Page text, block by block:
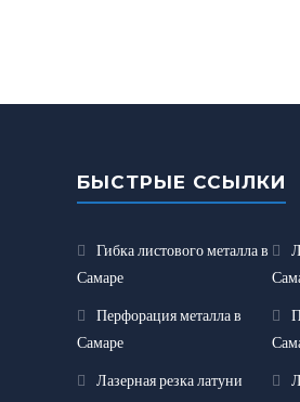
БЫСТРЫЕ ССЫЛКИ
Гибка листового металла в
Самаре
Перфорация металла в
Самаре
Лазерная резка латуни